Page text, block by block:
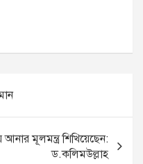
আনার মূলমন্ত্র শিখিয়েছেন:
ড.কলিমউল্লাহ